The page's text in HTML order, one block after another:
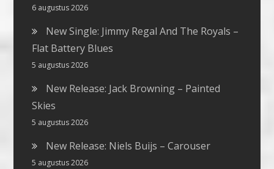
6 augustus 2026
New Single: Jimmy Regal And The Royals –
Flat Battery Blues
5 augustus 2026
New Release: Jack Browning – Painted
Skies
5 augustus 2026
New Release: Niels Buijs – Carouser
5 augustus 2026